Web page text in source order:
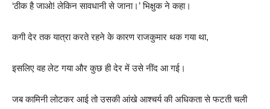
‘ठीक है जाओ! लेकिन सावधानी से जाना।’ भिक्षुक ने कहा।
कगी देर तक यात्रा करते रहने के कारण राजकुमार थक गया था,
इसलिए वह लेट गया और कुछ ही देर में उसे नींद आ गई।
जब कामिनी लोटकर आई तो उसकी आंखे आश्चर्य की अधिकता से फटती चली